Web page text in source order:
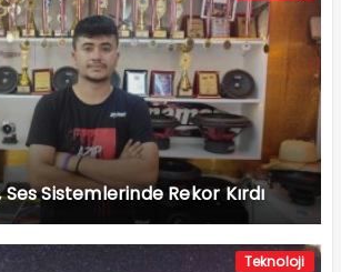
Sistemlerinde Rekor Kırdı
Teknoloji